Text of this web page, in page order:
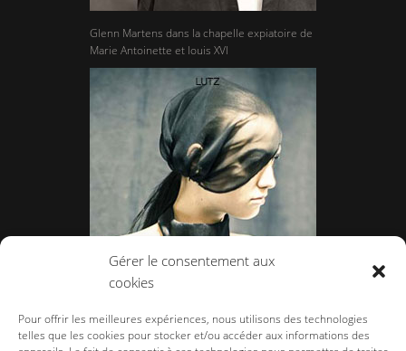
Gérer le consentement aux
cookies
Pour offrir les meilleures expériences, nous utilisons des technologies
telles que les cookies pour stocker et/ou accéder aux informations des
Glenn Martens dans la chapelle expiatoire de
Marie Antoinette et louis XVI
Lutz Huelle